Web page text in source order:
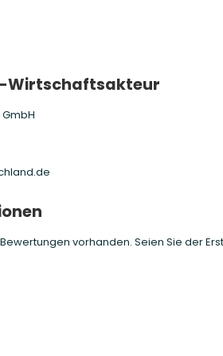
Wirtschaftsakteur
vorhanden. Seien Sie der